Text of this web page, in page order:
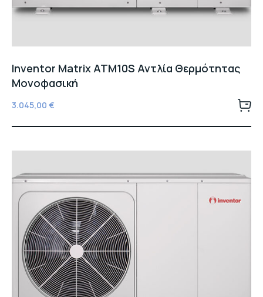
Inventor Matrix ATM10S Αντλία Θερμότητας
Μονοφασική
3.045,00 €